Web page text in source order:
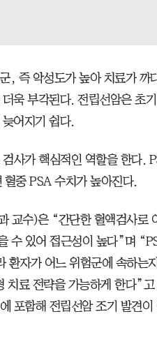
, 즉 악성도가 높아 치료가 까
욱 부각된다. 전립선암은 초
어지기 쉽다.
사가 핵심적인 역할을 한다.
중 PSA 수치가 높아진다.
교수)은 “간단한 혈액검사로
수 있어 접근성이 높다”며
환자가 어느 위험군에 속하는
치료 전략을 가능하게 한다”고
포함해 전립선암 조기 발견이